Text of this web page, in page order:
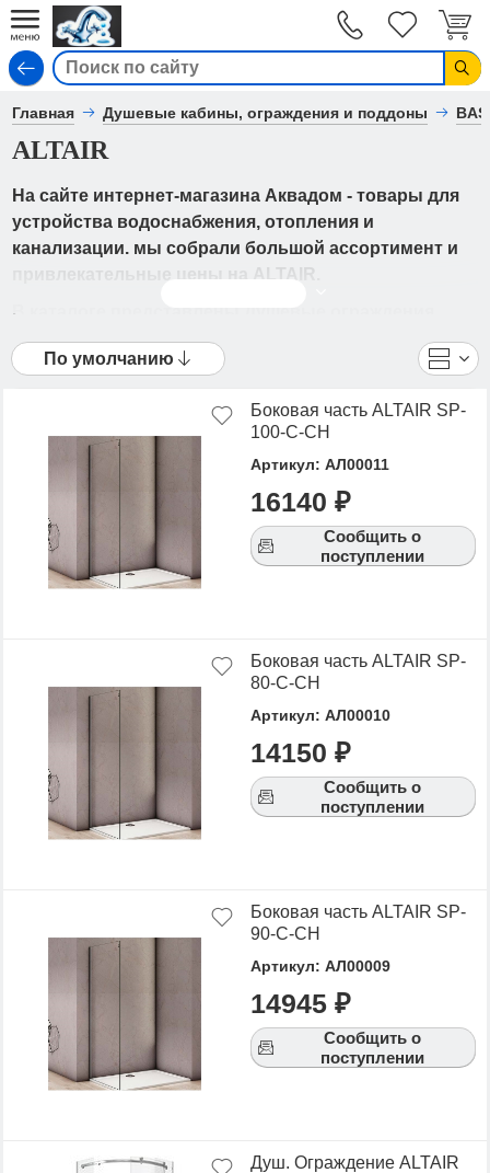
Главная Душевые кабины, ограждения и поддоны BAS
ALTAIR
На сайте интернет-магазина Аквадом - товары для
устройства водоснабжения, отопления и
канализации. мы собрали большой ассортимент и
В каталоге представлены Душевые ограждения
- ALTAIR от ведущих мировых производителей. Вы
можете ознакомиться с фотографиями, описанием
характеристиками, а также сравнить
понравившиеся модели и выбрать лучшую
Для того чтобы купить ALTAIR, достаточно
оформить заявку на сайте или связаться с
консультантом в режиме on-line.
По умолчанию
Боковая часть ALTAIR SP-
100-C-CH
Артикул: АЛ00011
16140 ₽
Сообщить о
поступлении
Боковая часть ALTAIR SP-
80-C-CH
Артикул: АЛ00010
14150 ₽
Сообщить о
поступлении
Боковая часть ALTAIR SP-
90-C-CH
Артикул: АЛ00009
14945 ₽
Сообщить о
поступлении
Душ. Ограждение ALTAIR